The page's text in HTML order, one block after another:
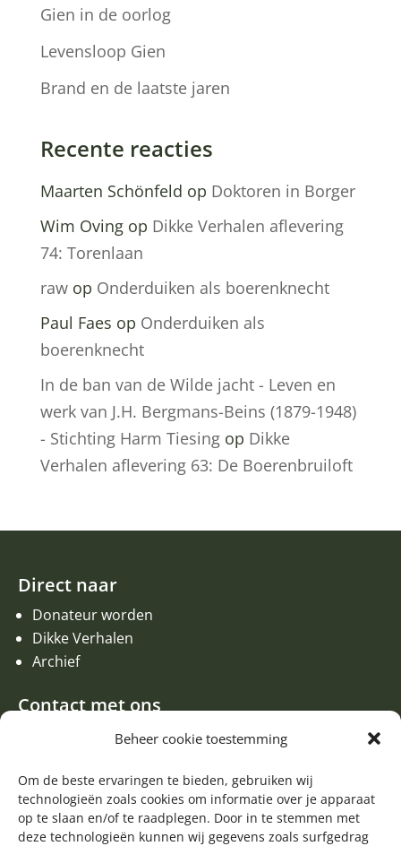
Beheer cookie toestemming
Om de beste ervaringen te bieden, gebruiken wij
technologieën zoals cookies om informatie over je apparaat
op te slaan en/of te raadplegen. Door in te stemmen met
deze technologieën kunnen wij gegevens zoals surfgedrag
Gien in de oorlog
Levensloop Gien
Brand en de laatste jaren
Recente reacties
Maarten Schönfeld op Doktoren in Borger
Wim Ovingop Dikke Verhalen aflevering
74: Torenlaan
rawop Onderduiken als boerenknecht
Paul Faes op Onderduiken als
boerenknecht
In de ban van de Wilde jacht - Leven en
werk van J.H. Bergmans-Beins (1879-1948)
- Stichting Harm Tiesingop Dikke
Verhalen aflevering 63: De Boerenbruiloft
Direct naar
Donateur worden
Dikke Verhalen
Archief
Contact met ons
Een aanvraag of oproep plaatsen
Contact met de redactie van de Zwerfsteen
Algemene informatie